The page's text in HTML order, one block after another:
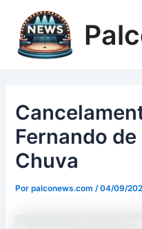
conteúdo
Fernando
Chuva
Porpalconews.com/04/09/